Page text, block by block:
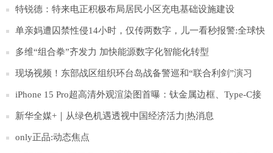
特锐德：特来电正积极布局居民小区充电基础设施建设
单亲妈遭囚禁性侵14小时，仅传两数字，儿一看秒报警:全球快
报
多维“组合拳”齐发力 加快能源数字化智能化转型
现场视频！东部战区组织环台岛战备警巡和“联合利剑”演习
iPhone 15 Pro超高清外观渲染图首曝：钛金属边框、Type-C接
口
新华全媒+｜从绿色机遇透视中国经济活力|热消息
only正品:动态焦点